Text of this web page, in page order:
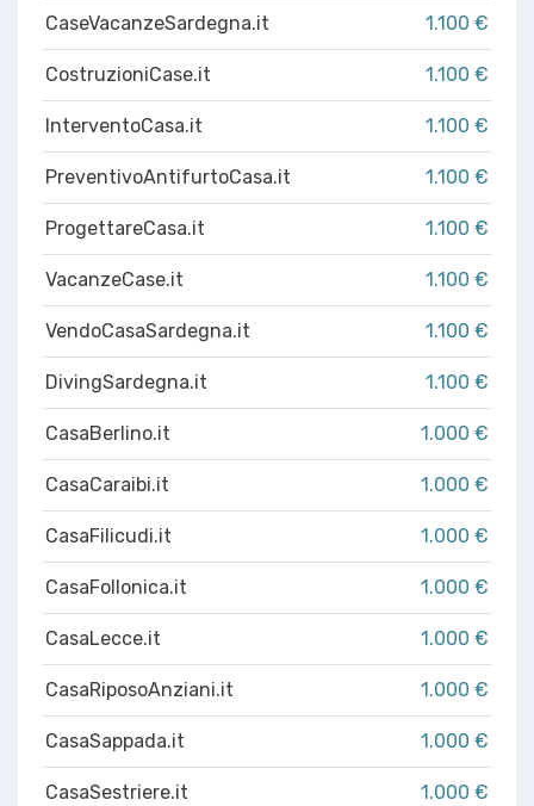
CaseVacanzeSardegna.it 1.100 €
CostruzioniCase.it 1.100 €
InterventoCasa.it 1.100 €
PreventivoAntifurtoCasa.it 1.100 €
ProgettareCasa.it 1.100 €
VacanzeCase.it 1.100 €
VendoCasaSardegna.it 1.100 €
DivingSardegna.it 1.100 €
CasaBerlino.it 1.000 €
CasaCaraibi.it 1.000 €
CasaFilicudi.it 1.000 €
CasaFollonica.it 1.000 €
CasaLecce.it 1.000 €
CasaRiposoAnziani.it 1.000 €
CasaSappada.it 1.000 €
CasaSestriere.it 1.000 €